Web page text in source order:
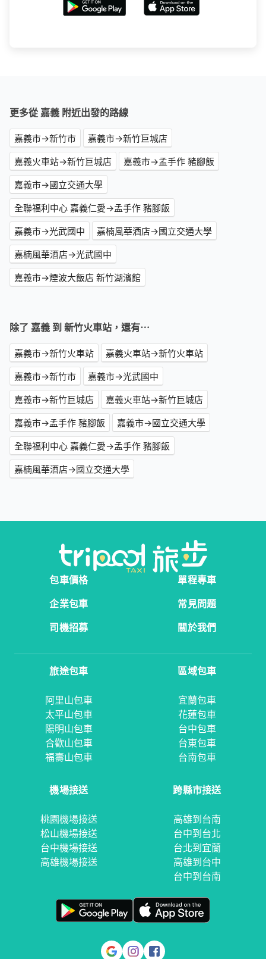
更多從 嘉義 附近出發的路線
嘉義市→新竹市
嘉義市→新竹巨城店
嘉義火車站→新竹巨城店
嘉義市→孟手作 豬腳飯
嘉義市→國立交通大學
全聯福利中心 嘉義仁愛→孟手作 豬腳飯
嘉義市→光武國中
嘉楠風華酒店→國立交通大學
嘉楠風華酒店→光武國中
嘉義市→煙波大飯店 新竹湖濱館
除了 嘉義 到 新竹火車站，還有⋯
嘉義市→新竹火車站
嘉義火車站→新竹火車站
嘉義市→新竹市
嘉義市→光武國中
嘉義市→新竹巨城店
嘉義火車站→新竹巨城店
嘉義市→孟手作 豬腳飯
嘉義市→國立交通大學
全聯福利中心 嘉義仁愛→孟手作 豬腳飯
嘉楠風華酒店→國立交通大學
包車價格
單程專車
企業包車
常見問題
司機招募
關於我們
旅途包車
阿里山包車
太平山包車
陽明山包車
合歡山包車
福壽山包車
區域包車
宜蘭包車
花蓮包車
台中包車
台東包車
台南包車
機場接送
桃園機場接送
松山機場接送
台中機場接送
高雄機場接送
跨縣市接送
高雄到台南
台中到台北
台北到宜蘭
高雄到台中
台中到台南